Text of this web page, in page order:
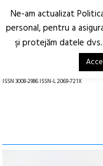
Arhitectură.
Oraș.
ISSN 3008-2986 ISSN-L 2069-721X
Ne-am actualizat
personal, pentru a
şi protejăm datele